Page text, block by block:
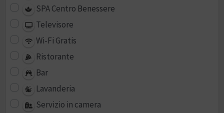
SPA Centro Benessere
Televisore
Wi-Fi Gratis
Ristorante
Bar
Lavanderia
Servizio in camera